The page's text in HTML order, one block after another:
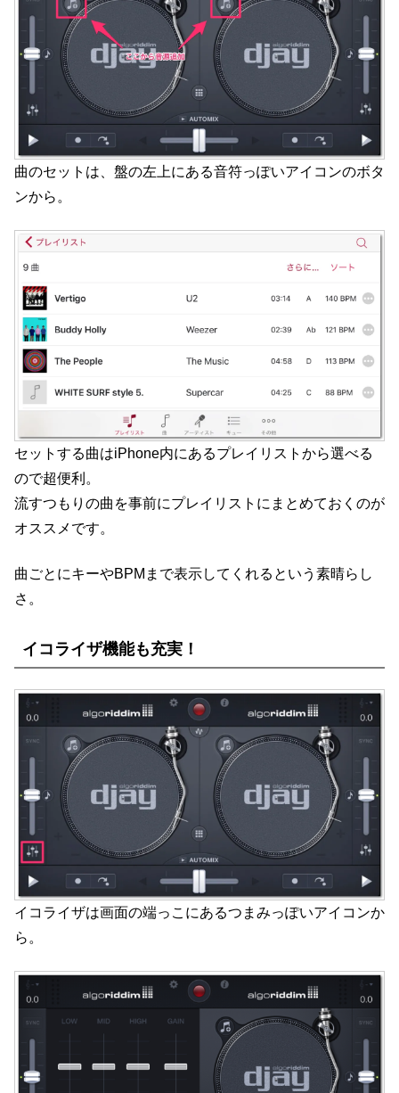
曲のセットは、盤の左上にある音符っぽいアイコンのボタ
ンから。
セットする曲はiPhone内にあるプレイリストから選べる
ので超便利。
流すつもりの曲を事前にプレイリストにまとめておくのが
オススメです。
曲ごとにキーやBPMまで表示してくれるという素晴らし
さ。
イコライザ機能も充実！
イコライザは画面の端っこにあるつまみっぽいアイコンか
ら。